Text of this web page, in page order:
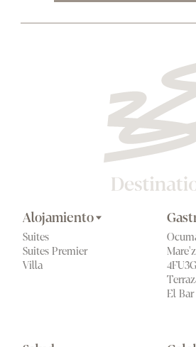
Alojamiento
Suites
Suites Premier
Villa
El Bar